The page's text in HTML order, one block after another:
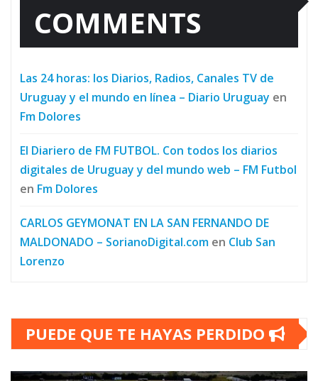
COMMENTS
Las 24 horas: los Diarios, Radios, Canales TV de
Uruguay y el mundo en línea – Diario Uruguay en
Fm Dolores
El Diariero de FM FUTBOL. Con todos los diarios
digitales de Uruguay y del mundo web – FM Futbol
en Fm Dolores
CARLOS GEYMONAT EN LA SAN FERNANDO DE
MALDONADO – SorianoDigital.com en Club San
Lorenzo
PUEDE QUE TE HAYAS PERDIDO